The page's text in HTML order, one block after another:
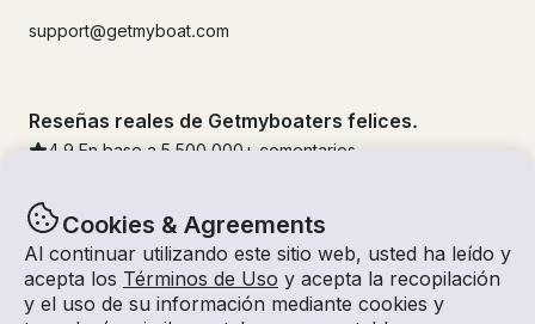
Cookies & Agreements
Al continuar utilizando este sitio web, usted ha leído y
acepta los Términos de Uso y acepta la recopilación
y el uso de su información mediante cookies y
support@getmyboat.com
Reseñas reales de Getmyboaters felices.
4.9 En base a 5 500,000 + comentarios